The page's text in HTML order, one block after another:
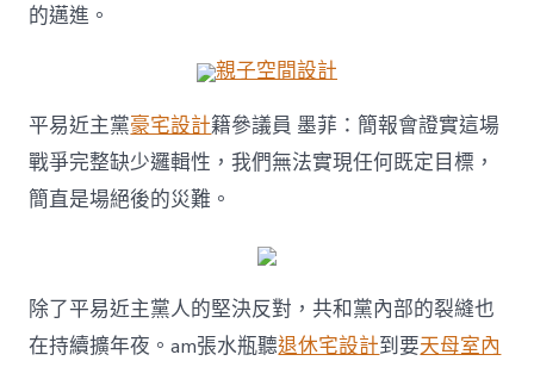
的邁進。
親子空間設計
平易近主黨豪宅設計籍參議員 墨菲：簡報會證實這場
戰爭完整缺少邏輯性，我們無法實現任何既定目標，
簡直是場絕後的災難。
除了平易近主黨人的堅決反對，共和黨內部的裂縫也
在持續擴年夜。am張水瓶聽退休宅設計到要天母室內